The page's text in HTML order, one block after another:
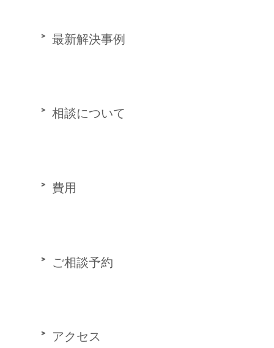
最新解決事例
相談について
費用
ご相談予約
アクセス